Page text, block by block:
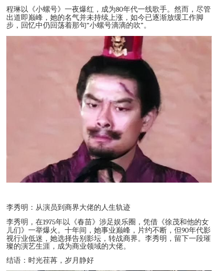
程琳以《小螺号》一夜爆红，成为80年代一线歌手。然而，尽管
出道即巅峰，她的名气并未持续上涨，如今已逐渐放缓工作脚
步，回忆中仍回荡着那句“小螺号滴滴的吹”。
李秀明：从演员到商界大佬的人生轨迹
李秀明，在1975年以《春苗》涉足娱乐圈，凭借《徐茂和他的女
儿们》一举爆火。十年间，她事业巅峰，片约不断，但90年代影
视行业低迷，她选择告别影坛，转战商界。李秀明，留下一段璀
璨的演艺生涯，成为商业领域的大佬。
结语：时光荏苒，岁月静好